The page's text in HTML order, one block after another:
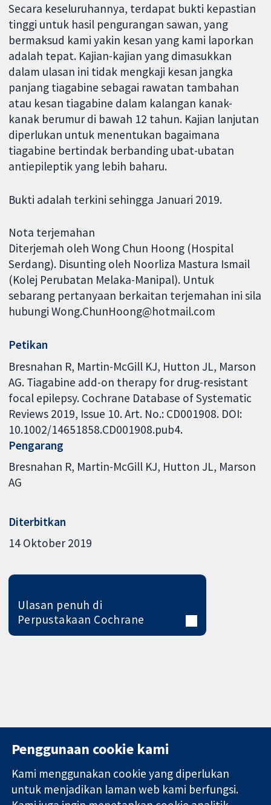
Secara keseluruhannya, terdapat bukti kepastian
tinggi untuk hasil pengurangan sawan, yang
bermaksud kami yakin kesan yang kami laporkan
adalah tepat. Kajian-kajian yang dimasukkan
dalam ulasan ini tidak mengkaji kesan jangka
panjang tiagabine sebagai rawatan tambahan
atau kesan tiagabine dalam kalangan kanak-
kanak berumur di bawah 12 tahun. Kajian lanjutan
diperlukan untuk menentukan bagaimana
tiagabine bertindak berbanding ubat-ubatan
antiepileptik yang lebih baharu.
Bukti adalah terkini sehingga Januari 2019.
Nota terjemahan
Diterjemah oleh Wong Chun Hoong (Hospital
Serdang). Disunting oleh Noorliza Mastura Ismail
(Kolej Perubatan Melaka-Manipal). Untuk
sebarang pertanyaan berkaitan terjemahan ini sila
hubungi Wong.ChunHoong@hotmail.com
Petikan
Bresnahan R, Martin-McGill KJ, Hutton JL, Marson
AG. Tiagabine add-on therapy for drug-resistant
focal epilepsy. Cochrane Database of Systematic
Reviews 2019, Issue 10. Art. No.: CD001908. DOI:
10.1002/14651858.CD001908.pub4.
Pengarang
Bresnahan R Martin-McGill KJ Hutton JL Marson
AG
Diterbitkan
14 Oktober 2019
Ulasan penuh di
Perpustakaan Cochrane
11-13 Cavendish
Square
Hubungi kita
Berita
Penggunaan cookie kami
Kami menggunakan cookie yang diperlukan
untuk menjadikan laman web kami berfungsi.